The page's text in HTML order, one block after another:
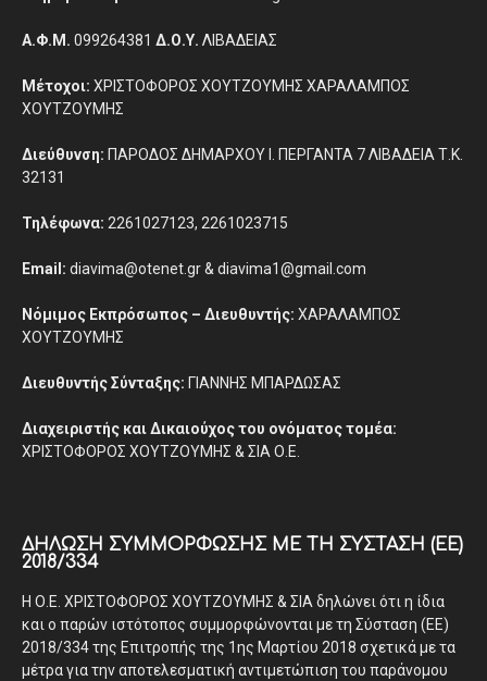
Α.Φ.Μ. 099264381 Δ.Ο.Υ. ΛΙΒΑΔΕΙΑΣ
Μέτοχοι: ΧΡΙΣΤΟΦΟΡΟΣ ΧΟΥΤΖΟΥΜΗΣ ΧΑΡΑΛΑΜΠΟΣ
ΧΟΥΤΖΟΥΜΗΣ
Διεύθυνση: ΠΑΡΟΔΟΣ ΔΗΜΑΡΧΟΥ Ι. ΠΕΡΓΑΝΤΑ 7 ΛΙΒΑΔΕΙΑ Τ.Κ.
32131
Τηλέφωνα: 2261027123, 2261023715
Email: diavima@otenet.gr & diavima1@gmail.com
Νόμιμος Εκπρόσωπος – Διευθυντής: ΧΑΡΑΛΑΜΠΟΣ
ΧΟΥΤΖΟΥΜΗΣ
Διευθυντής Σύνταξης: ΓΙΑΝΝΗΣ ΜΠΑΡΔΩΣΑΣ
Διαχειριστής και Δικαιούχος του ονόματος τομέα:
ΧΡΙΣΤΟΦΟΡΟΣ ΧΟΥΤΖΟΥΜΗΣ & ΣΙΑ Ο.Ε.
ΔΉΛΩΣΗ ΣΥΜΜΌΡΦΩΣΗΣ ΜΕ ΤΗ ΣΎΣΤΑΣΗ (ΕΕ)
2018/334
Η Ο.Ε. ΧΡΙΣΤΟΦΟΡΟΣ ΧΟΥΤΖΟΥΜΗΣ & ΣΙΑ δηλώνει ότι η ίδια
και ο παρών ιστότοπος συμμορφώνονται με τη Σύσταση (ΕΕ)
2018/334 της Επιτροπής της 1ης Μαρτίου 2018 σχετικά με τα
μέτρα για την αποτελεσματική αντιμετώπιση του παράνομου